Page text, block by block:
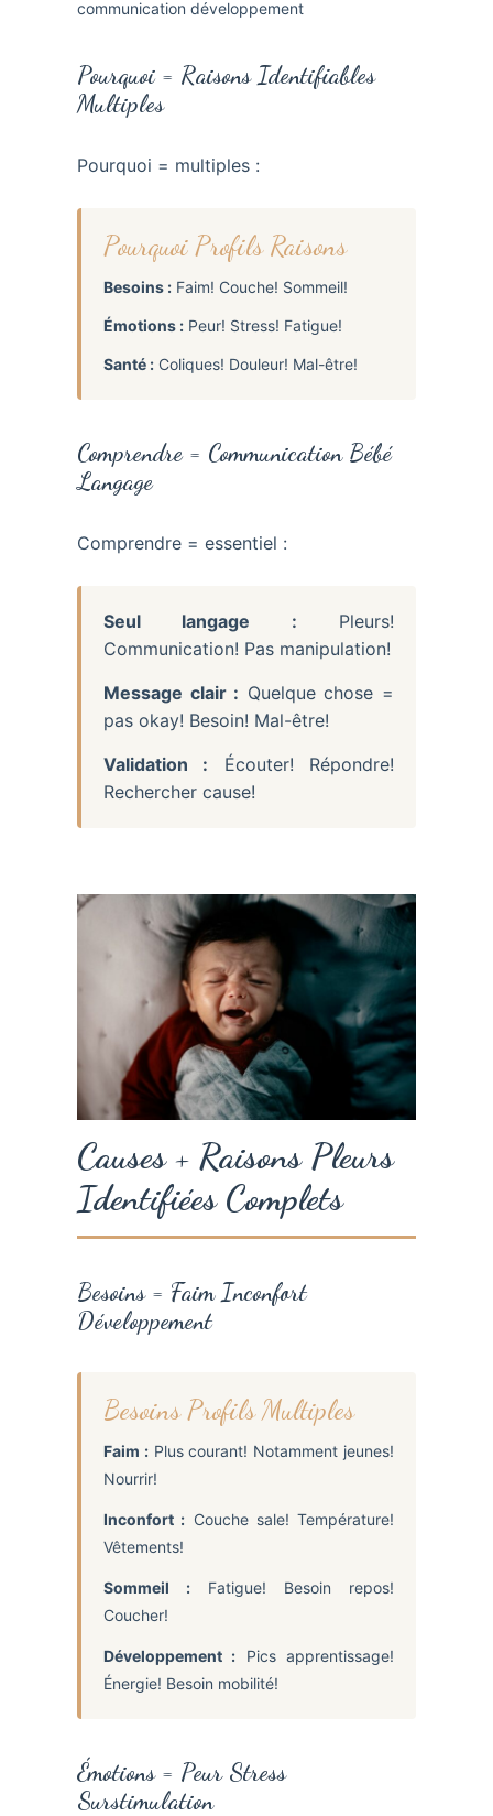
Pourquoi = Raisons Identifiables
Multiples
Pourquoi = multiples :
Pourquoi Profils Raisons
Besoins : Faim! Couche! Sommeil!
Émotions : Peur! Stress! Fatigue!
Santé : Coliques! Douleur! Mal-être!
Comprendre = Communication Bébé
Langage
Comprendre = essentiel :
Seul langage : Pleurs!
Communication! Pas manipulation!
Message clair : Quelque chose =
pas okay! Besoin! Mal-être!
Validation : Écouter! Répondre!
Rechercher cause!
Causes + Raisons Pleurs
Identifiées Complets
Besoins = Faim Inconfort
Développement
Besoins Profils Multiples
Faim :Plus courant! Notamment jeunes!
Nourrir!
Inconfort : Couche sale! Température!
Vêtements!
Sommeil : Fatigue! Besoin repos!
Coucher!
Développement : Pics apprentissage!
Énergie! Besoin mobilité!
Émotions = Peur Stress
Surstimulation